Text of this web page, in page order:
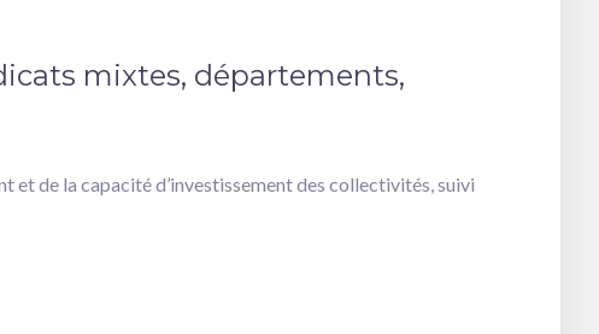
mixtes, départements,
et de la capacité d’investissement des collectivités, suivi